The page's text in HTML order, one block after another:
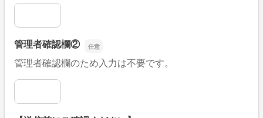
管理者確認欄①
管理者確認欄②
管理者確認欄のため入力は不要です。
管理者確認欄②